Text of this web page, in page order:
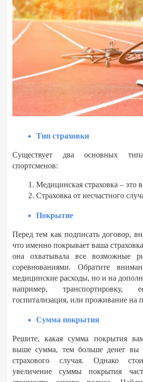
Тип страховки
Существует два основных
спортсменов:
Медицинская страховка – это
Страховка от несчастного
Покрытие
Перед тем как подписать договор,
что именно покрывает ваша
она охватывала все возможные
соревнованиями. Обратите
медицинские расходы, но и на
например, транспортировку,
госпитализация, или проживание на
Сумма покрытия
Решите, какая сумма покрытия
выше сумма, тем больше денег вы
страхового случая. Однако
увеличение суммы покрытия